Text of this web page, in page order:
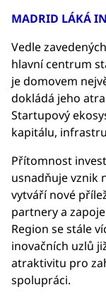
MADRID LÁKÁ
Vedle
hlavní centrum
je domovem
dokládá jeho
Startupový
kapitálu,
Přítomnost
usnadňuje vznik
vytváří nové
partnery a
Region se stále
inovačních uzlů
atraktivitu pro
spolupráci.